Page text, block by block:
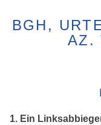
BGH,
AZ.
1. Ein